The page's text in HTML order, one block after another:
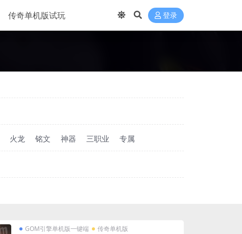
传奇单机版试玩 登录
火龙 铭文 神器 三职业 专属
GOM引擎单机版一键端 传奇单机版